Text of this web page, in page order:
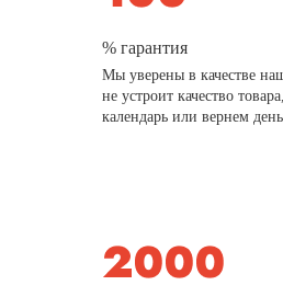
% гарантия
Мы уверены в качестве
не устроит качество
календарь или вернем